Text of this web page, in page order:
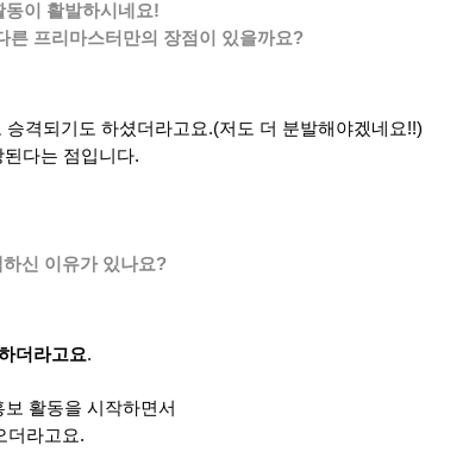
이 활발하시네요!
른 프리마스터만의 장점이 있을까요?
격되기도 하셨더라고요.(저도 더 분발해야겠네요!!)
다는 점입니다.
신 이유가 있나요?
더라고요.
활동을 시작하면서
더라고요.